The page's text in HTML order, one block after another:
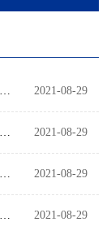
2021-08-29
2021-08-29
2021-08-29
2021-08-29